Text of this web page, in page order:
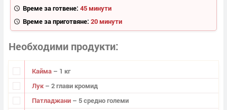
Време за готвене: 45 минути
Време за приготвяне: 20 минути
Необходими продукти
Кайма – 1 кг
Лук – 2 глави кромид
Патладжани – 5 средно големи